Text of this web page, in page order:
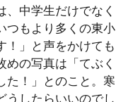
中学生だけでなく
つもより多くの東小
！」と声をかけても
の写真は「てぶく
た！」とのこと。寒
うしたらいいのでし